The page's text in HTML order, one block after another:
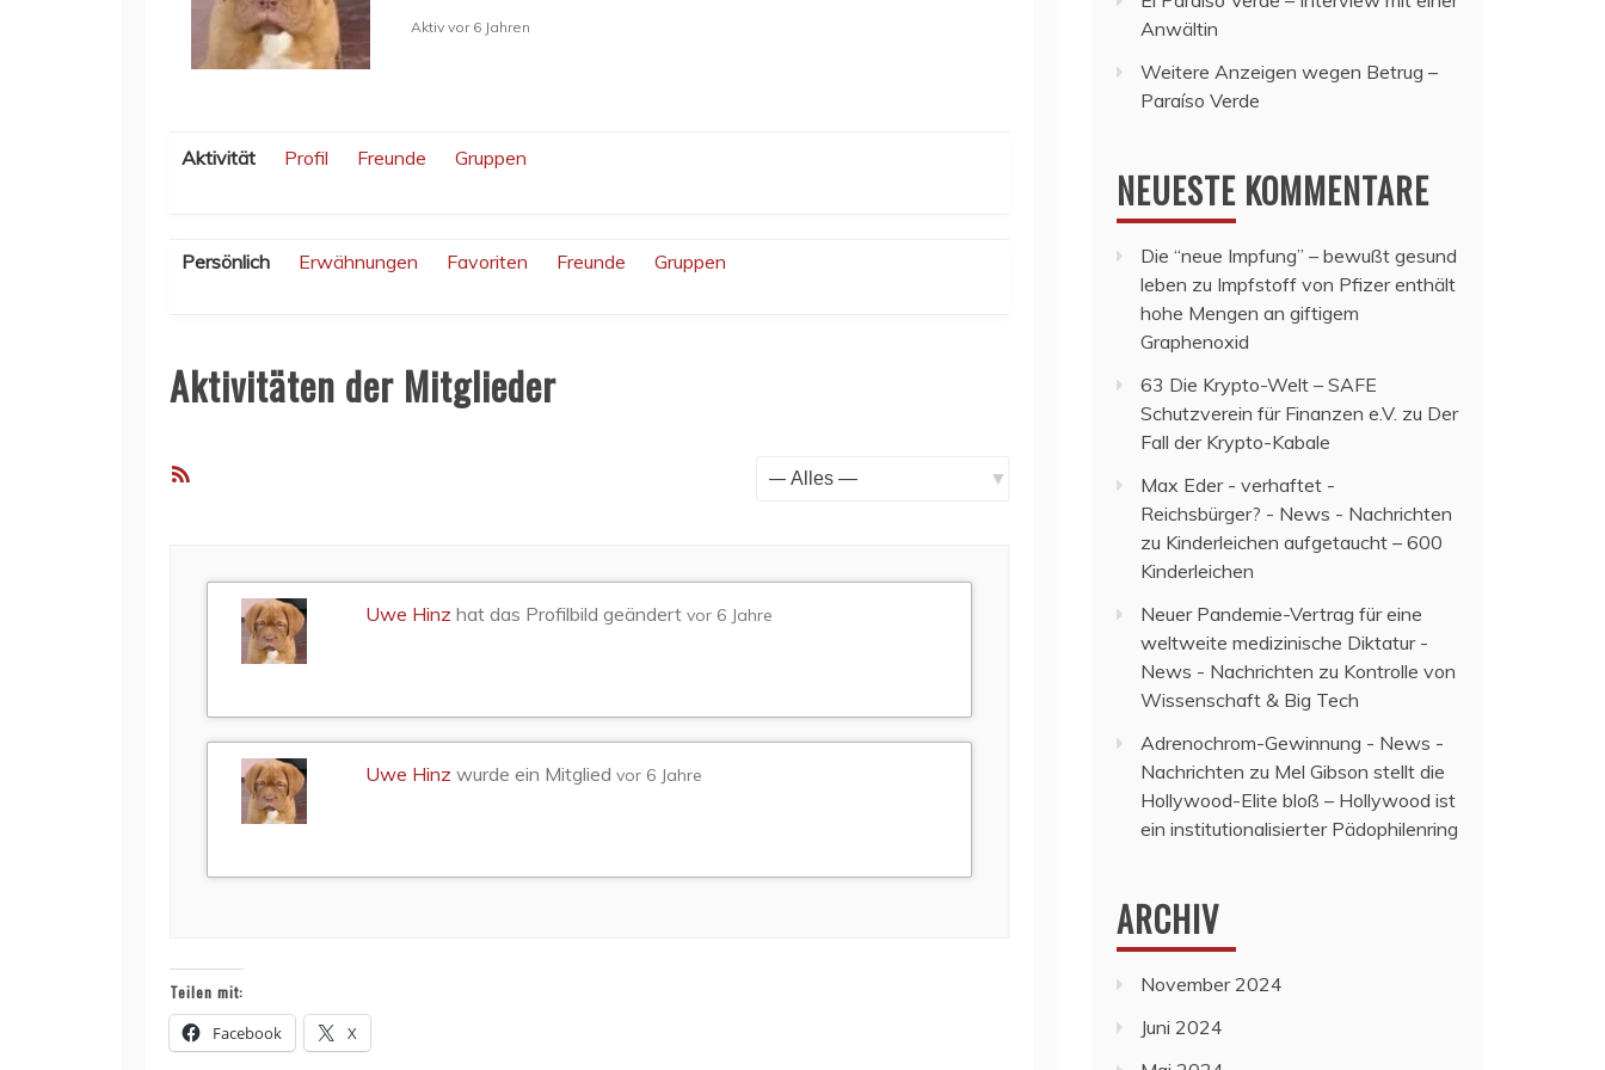
Aktiv vor 6 Jahren
Aktivität Profil Freunde Gruppen
Persönlich Erwähnungen Favoriten Freunde Gruppen
Aktivitäten der Mitglieder
Uwe Hinz hat das Profilbild geändertvor 6 Jahre
Uwe Hinz wurde ein Mitgliedvor 6 Jahre
Teilen mit:
Facebook X
Anwältin
Weitere Anzeigen wegen Betrug –
Paraíso Verde
NEUESTE KOMMENTARE
Die “neue Impfung” – bewußt gesund
leben zu Impfstoff von Pfizer enthält
hohe Mengen an giftigem
Graphenoxid
63 Die Krypto-Welt – SAFE
Schutzverein für Finanzen e.V. zu Der
Fall der Krypto-Kabale
Max Eder - verhaftet -
Reichsbürger? - News - Nachrichten
zu Kinderleichen aufgetaucht – 600
Kinderleichen
Neuer Pandemie-Vertrag für eine
weltweite medizinische Diktatur -
News - Nachrichten zu Kontrolle von
Wissenschaft & Big Tech
Adrenochrom-Gewinnung - News -
Nachrichten zu Mel Gibson stellt die
Hollywood-Elite bloß – Hollywood ist
ein institutionalisierter Pädophilenring
ARCHIV
November 2024
Juni 2024